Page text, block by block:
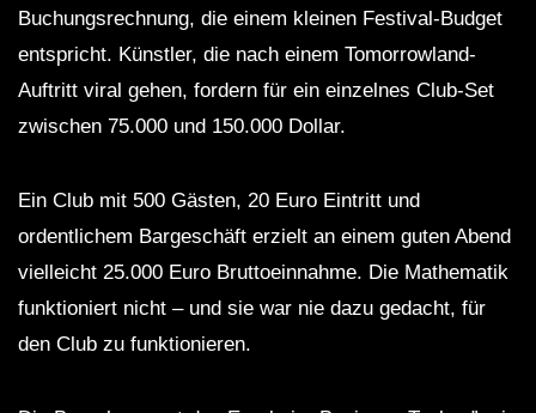
Buchungsrechnung, die einem kleinen Festival-Budget
entspricht. Künstler, die nach einem Tomorrowland-
Auftritt viral gehen, fordern für ein einzelnes Club-Set
zwischen 75.000 und 150.000 Dollar.
Ein Club mit 500 Gästen, 20 Euro Eintritt und
ordentlichem Bargeschäft erzielt an einem guten Abend
vielleicht 25.000 Euro Bruttoeinnahme. Die Mathematik
funktioniert nicht – und sie war nie dazu gedacht, für
den Club zu funktionieren.